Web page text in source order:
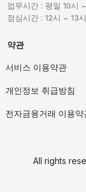
업무시간 : 평일 10시
점심시간 : 12시 ~ 13
약관
서비스 이용약관
개인정보 취급방침
전자금융거래 이용약
All rights